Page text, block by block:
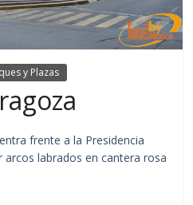
y Plazas
frente a la Presidencia
labrados en cantera rosa